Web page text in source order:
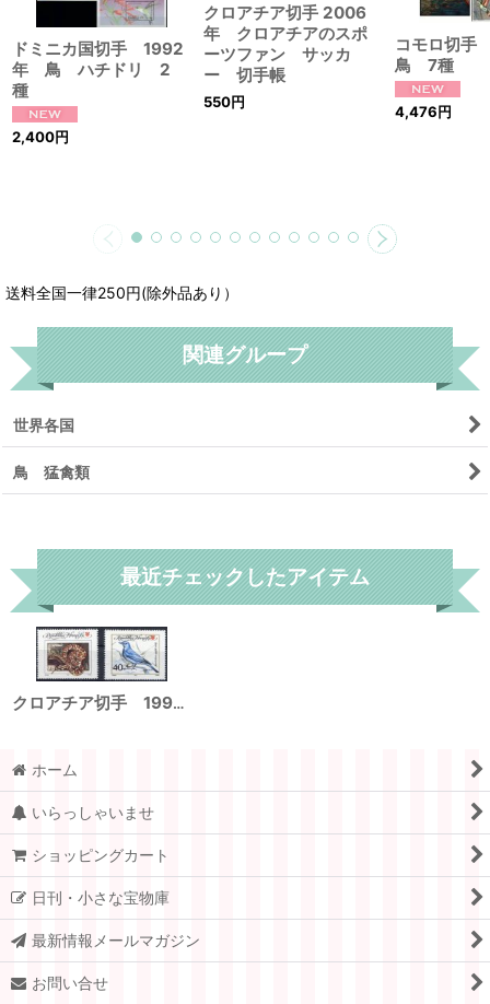
ドミニカ国切手 1992
年 鳥 ハチドリ 2
種
2,400円
クロアチア切手 2006
年 クロアチアのスポ
ーツファン サッカ
ー 切手帳
550円
コモロ切
鳥 7種
4,476円
送料全国一律250円(除外品あり）
関連グループ
世界各国
鳥 猛禽類
最近チェックしたアイテム
クロアチア切手 1992年 鳥 イソヒヨドリ ヒョウモンナメラ 2種
ホーム
いらっしゃいませ
ショッピングカート
日刊・小さな宝物庫
最新情報メールマガジン
お問い合せ